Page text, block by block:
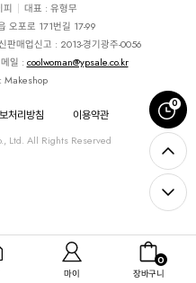
마이
0
장바구니
0
피
대표 : 유형무
오포로 171번길 17-99
판매업신고 : 2013-경기광주-0056
일 : coolwoman@ypsale.co.kr
Makeshop
처리방침 이용약관
Ltd. All Rights Reserved